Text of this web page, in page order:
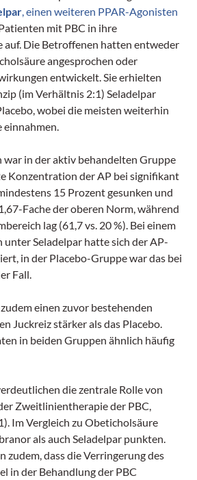
, einen weiteren PPAR-Agonisten
Patienten mit PBC in ihre
auf. Die Betroffenen hatten entweder
angesprochen oder
entwickelt. Sie erhielten
(im Verhältnis 2:1) Seladelpar
wobei die meisten weiterhin
in der aktiv behandelten Gruppe
Konzentration der AP bei signifikant
15 Prozent gesunken und
Fache der oberen Norm, während
lag (61,7 vs. 20 %). Bei einem
Seladelpar hatte sich der AP-
in der Placebo-Gruppe war das bei
Fall.
einen zuvor bestehenden
Juckreiz stärker als das Placebo.
in beiden Gruppen ähnlich häufig
die zentrale Rolle von
Zweitlinientherapie der PBC,
Im Vergleich zu Obeticholsäure
als auch Seladelpar punkten.
zudem, dass die Verringerung des
in der Behandlung der PBC